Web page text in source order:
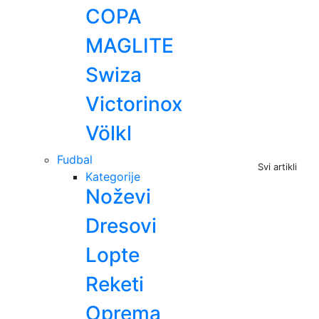
COPA
MAGLITE
Swiza
Victorinox
Völkl
Svi artikli
Fudbal
Kategorije
Noževi
Dresovi
Lopte
Reketi
Oprema